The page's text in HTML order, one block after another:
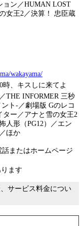
ョン／HUMAN LOST
女王2／決算！ 忠臣蔵
wakayama/
時、キスしに来てよ
THE INFORMER 三秒
ト-／劇場版 Gのレコ
ター／アナと雪の女王2
人形（PG12）／エン
ほか
またはホームページ
ます
サービス料金につい